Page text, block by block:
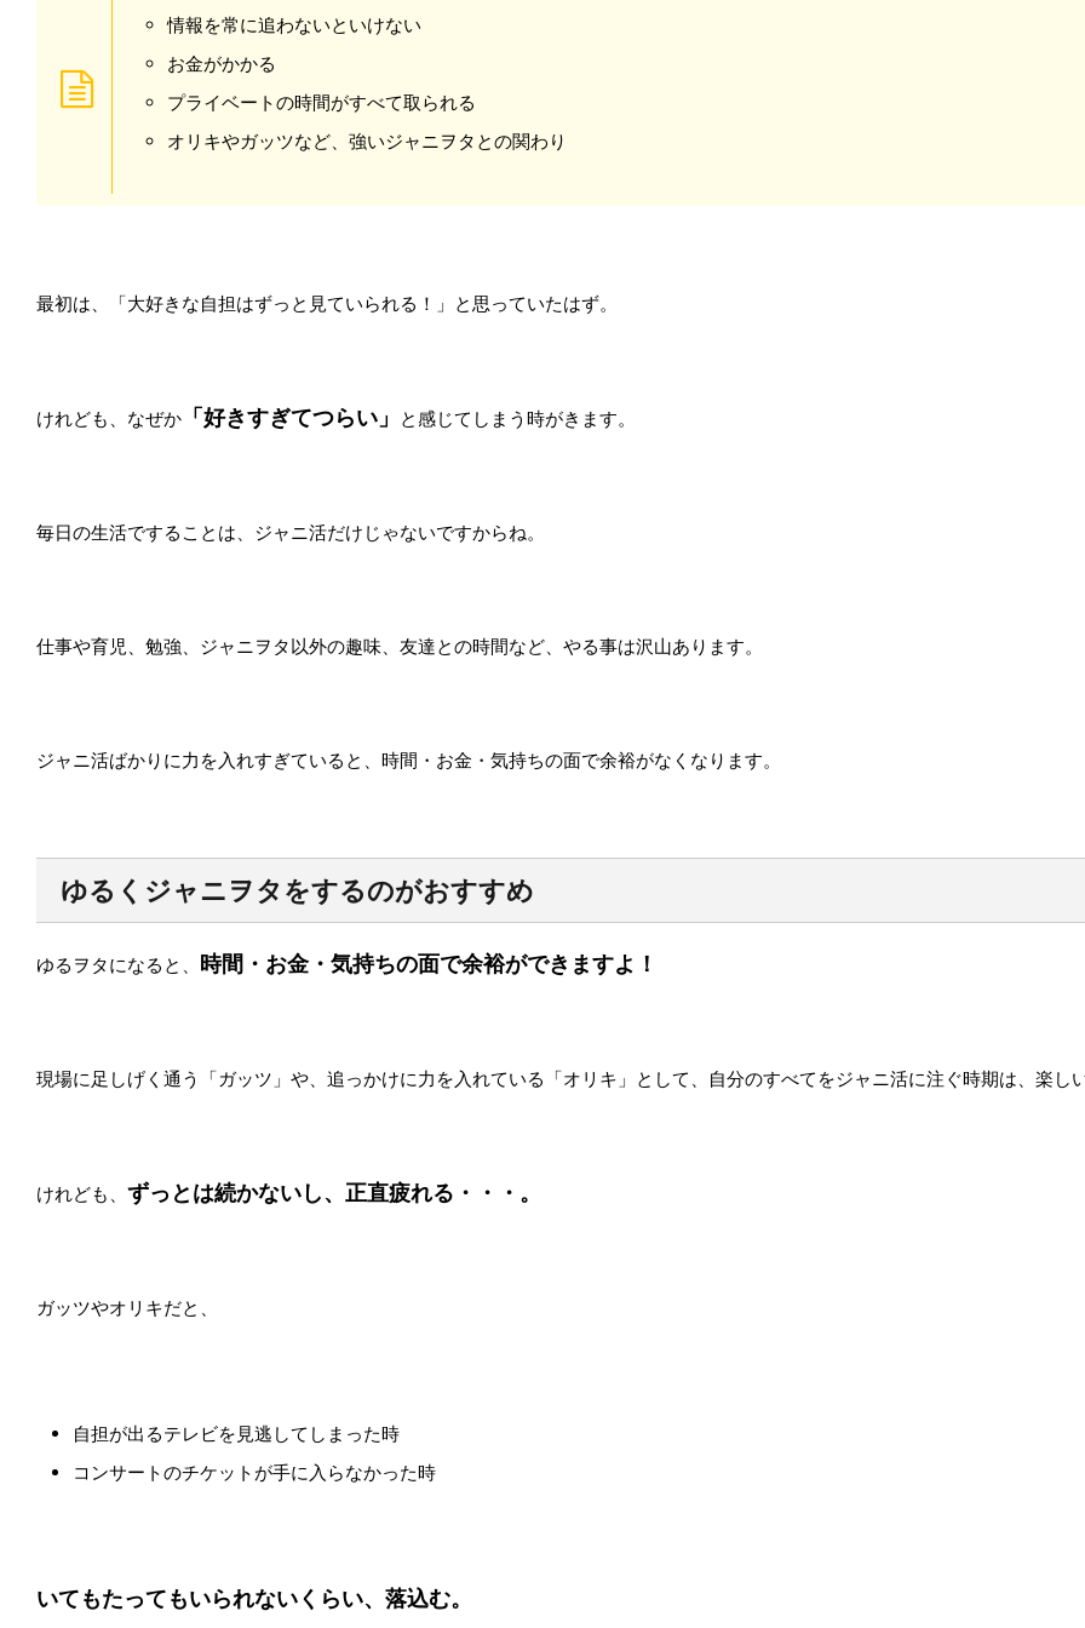
情報を常に追わないといけない
お金がかかる
プライベートの時間がすべて取られる
オリキやガッツなど、強いジャニヲタとの関わり
最初は、「大好きな自担はずっと見ていられる！」と思っていたはず。
けれども、なぜか 「好きすぎてつらい」 と感じてしまう時がきます。
毎日の生活ですることは、ジャニ活だけじゃないですからね。
仕事や育児、勉強、ジャニヲタ以外の趣味、友達との時間など、やる事は沢山あります。
ジャニ活ばかりに力を入れすぎていると、時間・お金・気持ちの面で余裕がなくなります。
ゆるくジャニヲタをするのがおすすめ
ゆるヲタになると、 時間・お金・気持ちの面で余裕ができますよ！
現場に足しげく通う「ガッツ」や、追っかけに力を入れている「オリキ」として、自分のすべてをジャニ活に注ぐ時期は、楽しい
けれども、 ずっとは続かないし、正直疲れる・・・。
ガッツやオリキだと、
自担が出るテレビを見逃してしまった時
コンサートのチケットが手に入らなかった時
いてもたってもいられないくらい、落込む。